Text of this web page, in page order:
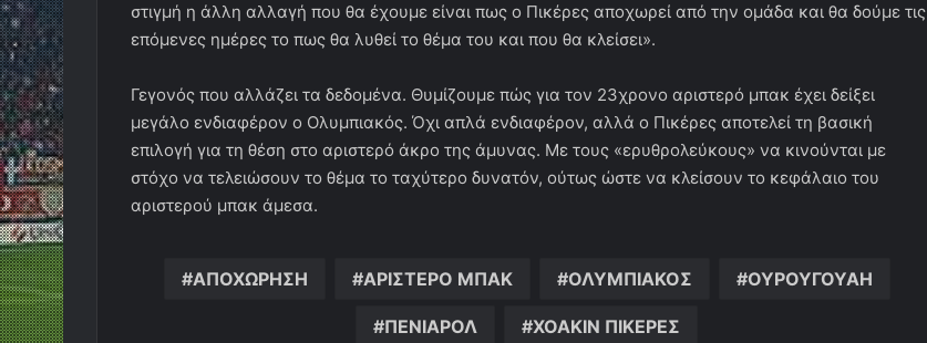
στιγμή η άλλη αλλαγή που θα έχουμε είναι πως ο Πικέρες αποχωρεί από την ομάδα και θα δούμε τις
επόμενες ημέρες το πως θα λυθεί το θέμα του και που θα κλείσει».
Γεγονός που αλλάζει τα δεδομένα. Θυμίζουμε πώς για τον 23χρονο αριστερό μπακ έχει δείξει
μεγάλο ενδιαφέρον ο Ολυμπιακός. Όχι απλά ενδιαφέρον, αλλά ο Πικέρες αποτελεί τη βασική
επιλογή για τη θέση στο αριστερό άκρο της άμυνας. Με τους «ερυθρολεύκους» να κινούνται με
στόχο να τελειώσουν το θέμα το ταχύτερο δυνατόν, ούτως ώστε να κλείσουν το κεφάλαιο του
αριστερού μπακ άμεσα.
ΑΠΟΧΩΡΗΣΗ ΑΡΙΣΤΕΡΟ ΜΠΑΚ ΟΛΥΜΠΙΑΚΟΣ ΟΥΡΟΥΓΟΥΑΗ
ΠΕΝΙΑΡΟΛ ΧΟΑΚΙΝ ΠΙΚΕΡΕΣ